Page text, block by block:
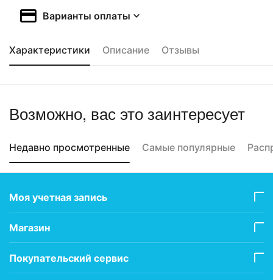
Варианты оплаты
Характеристики Описание Отзывы
Возможно, вас это заинтересует
Недавно просмотренные Самые популярные
Моя учетная запись
Магазин
Покупательский сервис